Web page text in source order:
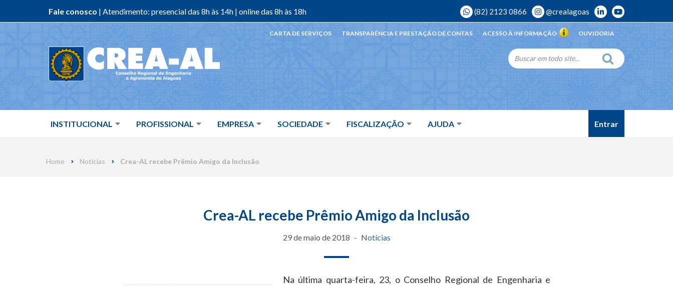
Fale conosco | Atendimento: presencial das 8h às 14h | online das 8h às 18h (82) 2123 0866 @crealagoas
INSTITUCIONAL PROFISSIONAL EMPRESA SOCIEDADE FISCALIZAÇÃO AJUDA
OUVIDORIA
ACESSO À INFORMAÇÃO
TRANSPARÊNCIA E PRESTAÇÃO DE CONTAS
CARTA DE SERVIÇOS
Entrar
Home Notícias Crea-AL recebe Prêmio Amigo da Inclusão
Crea-AL recebe Prêmio Amigo da Inclusão
29 de maio de 2018 Notícias
Na última quarta-feira, 23, o Conselho Regional de Engenharia e